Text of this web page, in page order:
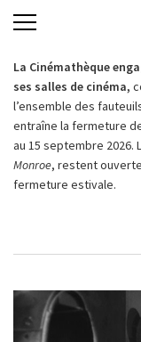
La Cinémathèque
ses salles de cinéma,
l’ensemble des
entraîne la fermeture
au 15 septembre
Monroe, restent
fermeture estivale.